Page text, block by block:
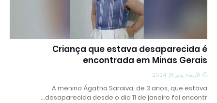
Criança que estava desaparecida é
encontrada em Minas Gerais
الأربعاء, يناير 31, 2024
A menina Ágatha Saraiva, de 3 anos, que estava
desaparecida desde o dia 11 de janeiro foi encontr…